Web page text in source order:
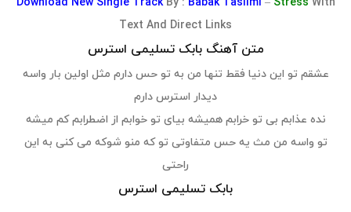
Text And Direct Links
متن آهنگ بابک تسلیمی استرس
عشقم تو این دنیا فقط تنها من به تو حس دارم مثل اولین بار واسه
دیدار استرس دارم
نده عذابم بی تو خرابم همیشه بیای تو خوابم از اضطرابم کم میشه
تو واسه من مث یه حس متفاوتی تو که منو شوکه می کنی به این
راحتی
بابک تسلیمی استرس